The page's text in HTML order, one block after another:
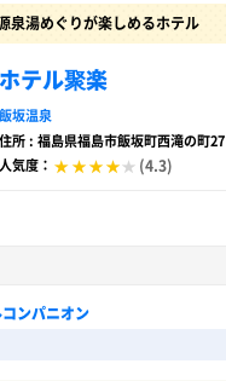
泉湯めぐりが楽しめるホテル
ホテル聚楽
飯坂温泉
住所 : 福島県福島市飯坂町西滝の町27
人気度：
(4.3)
ンパニオン